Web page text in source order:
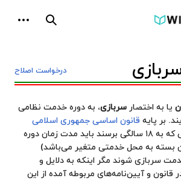
کناری جستجو
درخواست اصلاح
یا به اختصار سربازی، به دوره خدمت نظامی
بر پایه قانون اساسی جمهوری اسلامی
همه پسران ایرانی که به ۱۸ سالگی برسند باید مدت زمان دوره
بسته به محل خدمتی متغیر می‌باشد)
سربازی شوند مگر اینکه به دلایل و
و آیین‌نامه‌های مربوطه آمده از این